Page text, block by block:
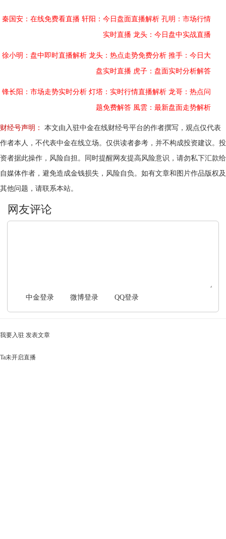
秦国安：在线免费看直播 轩阳：今日盘面直播解析 孔明：市场行情
实时直播 龙头：今日盘中实战直播
徐小明：盘中即时直播解析 龙头：热点走势免费分析 推手：今日大
盘实时直播 虎子：盘面实时分析解答
锋长阳：市场走势实时分析 灯塔：实时行情直播解析 龙哥：热点问
题免费解答 風雲：最新盘面走势解析
财经号声明：
本文由入驻中金在线财经号平台的作者撰写，观点仅代表
作者本人，不代表中金在线立场。仅供读者参考，并不构成投资建议。投
资者据此操作，风险自担。同时提醒网友提高风险意识，请勿私下汇款给
自媒体作者，避免造成金钱损失，风险自负。如有文章和图片作品版权及
其他问题，请联系本站。
中金登录 微博登录 QQ登录
我要入驻 发表文章
Ta未开启直播